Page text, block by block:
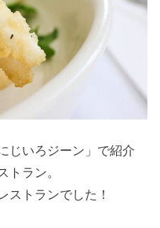
じいろジーン」で紹介
トラン。
ストランでした！